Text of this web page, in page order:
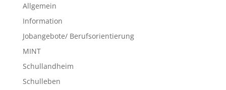
Allgemein
Information
Jobangebote/ Berufsorientierung
MINT
Schullandheim
Schulleben